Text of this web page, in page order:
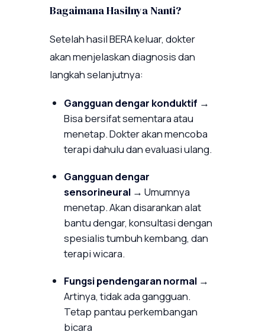
Bagaimana Hasilnya Nanti?
Setelah hasil BERA keluar, dokter
akan menjelaskan diagnosis dan
langkah selanjutnya:
Gangguan dengar konduktif →
Bisa bersifat sementara atau
menetap. Dokter akan mencoba
terapi dahulu dan evaluasi ulang.
Gangguan dengar
sensorineural → Umumnya
menetap. Akan disarankan alat
bantu dengar, konsultasi dengan
spesialis tumbuh kembang, dan
terapi wicara.
Fungsi pendengaran normal →
Artinya, tidak ada gangguan.
Tetap pantau perkembangan
bicara